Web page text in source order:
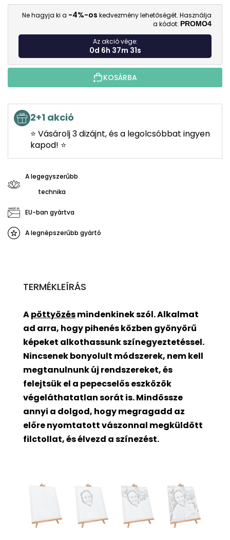
Ne hagyja ki a -4%-os kedvezmény lehetőségét. Használja
a kódot: PROMO4
Az akció vége:
0d 6h 37m 30s
KOSÁRBA
2+1 akció
⭐ Vásárolj 3 dizájnt, és a legolcsóbbat ingyen
kapod! ⭐
A legegyszerűbb
technika
EU-ban gyártva
A legnépszerűbb gyártó
TERMÉKLEÍRÁS
Apöttyözésmindenkinek szól. Alkalmat
ad arra, hogy pihenés közben gyönyörű
képeket alkothassunk színegyeztetéssel.
Nincsenek bonyolult módszerek, nem kell
megtanulnunk új rendszereket, és
felejtsük el a pepecselős eszközök
végeláthatatlan sorát is. Mindössze
annyi a dolgod, hogy megragadd az
előre nyomtatott vászonnal megküldött
filctollat, és élvezd a színezést.